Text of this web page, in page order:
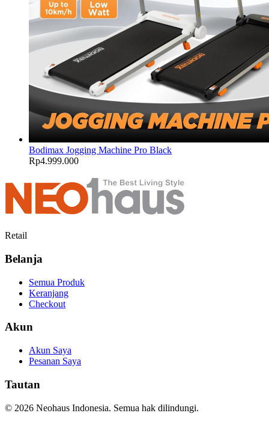
Bodimax Jogging Machine Pro Black
Rp4.999.000
Retail
Belanja
Semua Produk
Keranjang
Checkout
Akun
Akun Saya
Pesanan Saya
Tautan
© 2026 Neohaus Indonesia. Semua hak dilindungi.